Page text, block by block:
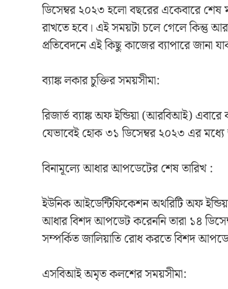
ডিসেম্বর ২০২৩ হলো বছরের একেবারে
রাখতে হবে। এই সময়টা চলে গেলে
প্রতিবেদনে এই কিছু কাজের ব্যাপারে জানা
ব্যাঙ্ক লকার চুক্তির সময়সীমা:
রিজার্ভ ব্যাঙ্ক অফ ইন্ডিয়া (আরবিআই)
যেভাবেই হোক ৩১ ডিসেম্বর ২০২৩ এর
বিনামূল্যে আধার আপডেটের শেষ তারিখ :
ইউনিক আইডেন্টিফিকেশন অথরিটি অফ
আধার বিশদ আপডেট করেননি তারা ১৪
সম্পর্কিত জালিয়াতি রোধ করতে বিশদ
এসবিআই অমৃত কলশের সময়সীমা: